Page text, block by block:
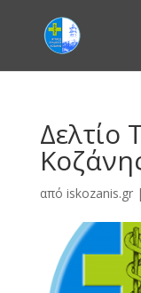
Δελτίο
από iskozanis.gr|